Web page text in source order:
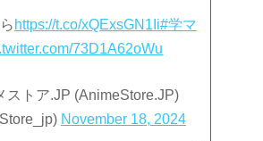
https://t.co/xQExsGN1Ii#学マ
73D1A62oWu
トア.JP (AnimeStore.JP)
November 18, 2024